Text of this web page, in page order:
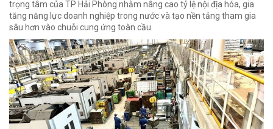
trọng tâm của TP Hải Phòng nhằm nâng cao tỷ lệ nội địa hóa, gia
tăng năng lực doanh nghiệp trong nước và tạo nền tảng tham gia
sâu hơn vào chuỗi cung ứng toàn cầu.